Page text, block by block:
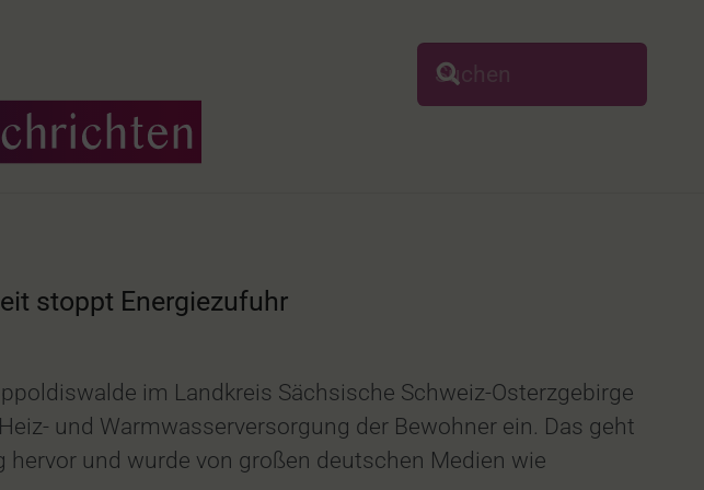
stoppt Energiezufuhr
im Landkreis Sächsische Schweiz-Osterzgebirge
und Warmwasserversorgung der Bewohner ein. Das geht
und wurde von großen deutschen Medien wie